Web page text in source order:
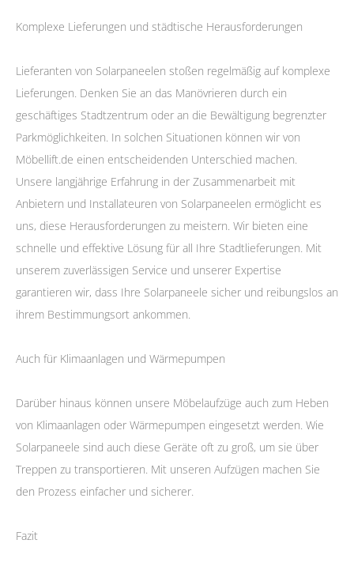
Komplexe Lieferungen und städtische Herausforderungen
Lieferanten von Solarpaneelen stoßen regelmäßig auf komplexe
Lieferungen. Denken Sie an das Manövrieren durch ein
geschäftiges Stadtzentrum oder an die Bewältigung begrenzter
Parkmöglichkeiten. In solchen Situationen können wir von
Möbellift.de einen entscheidenden Unterschied machen.
Unsere langjährige Erfahrung in der Zusammenarbeit mit
Anbietern und Installateuren von Solarpaneelen ermöglicht es
uns, diese Herausforderungen zu meistern. Wir bieten eine
schnelle und effektive Lösung für all Ihre Stadtlieferungen. Mit
unserem zuverlässigen Service und unserer Expertise
garantieren wir, dass Ihre Solarpaneele sicher und reibungslos an
ihrem Bestimmungsort ankommen.
Auch für Klimaanlagen und Wärmepumpen
Darüber hinaus können unsere Möbelaufzüge auch zum Heben
von Klimaanlagen oder Wärmepumpen eingesetzt werden. Wie
Solarpaneele sind auch diese Geräte oft zu groß, um sie über
Treppen zu transportieren. Mit unseren Aufzügen machen Sie
den Prozess einfacher und sicherer.
Fazit